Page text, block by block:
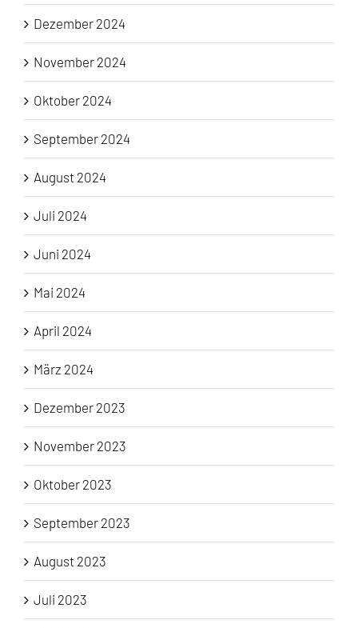
Dezember 2024
November 2024
Oktober 2024
September 2024
August 2024
Juli 2024
Juni 2024
Mai 2024
April 2024
März 2024
Dezember 2023
November 2023
Oktober 2023
September 2023
August 2023
Juli 2023